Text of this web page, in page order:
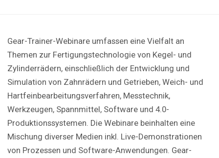
Gear-Trainer-Webinare umfassen eine Vielfalt an
Themen zur Fertigungstechnologie von Kegel- und
Zylinderrädern, einschließlich der Entwicklung und
Simulation von Zahnrädern und Getrieben, Weich- und
Hartfeinbearbeitungsverfahren, Messtechnik,
Werkzeugen, Spannmittel, Software und 4.0-
Produktionssystemen. Die Webinare beinhalten eine
Mischung diverser Medien inkl. Live-Demonstrationen
von Prozessen und Software-Anwendungen. Gear-